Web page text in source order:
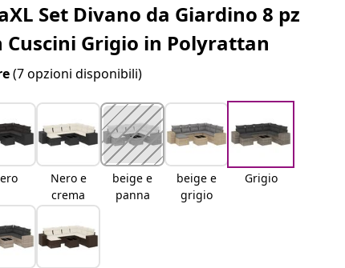
Set Divano da Giardino 8 pz
Cuscini Grigio in Polyrattan
(7 opzioni disponibili)
Nero e
crema
beige e
panna
beige e
grigio
Grigio